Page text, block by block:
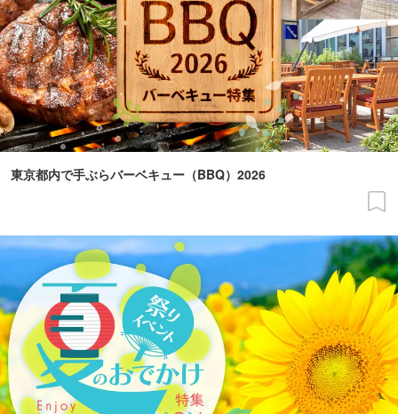
東京都内で手ぶらバーベキュー（BBQ）2026